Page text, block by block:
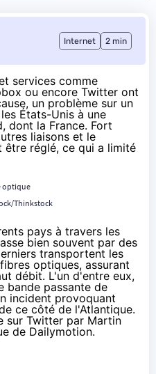
Internet 2 min
services comme
ou encore Twitter ont
un problème sur un
États-Unis à une
dont la France. Fort
liaisons et le
être réglé, ce qui a limité
Thinkstock
pays à travers les
bien souvent par des
transportent les
optiques, assurant
débit. L'un d'entre eux,
bande passante de
incident provoquant
ce côté de l'Atlantique.
sur Twitter par Martin
de Dailymotion.